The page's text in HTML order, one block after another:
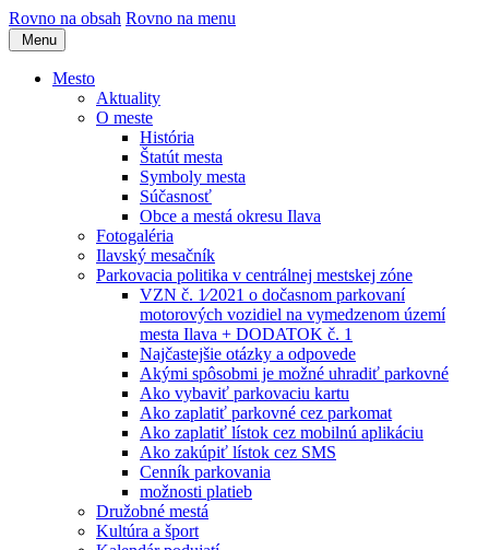
Rovno na obsah Rovno na menu
Menu
Mesto
Aktuality
O meste
História
Štatút mesta
Symboly mesta
Súčasnosť
Obce a mestá okresu Ilava
Fotogaléria
Ilavský mesačník
Parkovacia politika v centrálnej mestskej zóne
VZN č. 1⁄2021 o dočasnom parkovaní
motorových vozidiel na vymedzenom území
mesta Ilava + DODATOK č. 1
Najčastejšie otázky a odpovede
Akými spôsobmi je možné uhradiť parkovné
Ako vybaviť parkovaciu kartu
Ako zaplatiť parkovné cez parkomat
Ako zaplatiť lístok cez mobilnú aplikáciu
Ako zakúpiť lístok cez SMS
Cenník parkovania
možnosti platieb
Družobné mestá
Kultúra a šport